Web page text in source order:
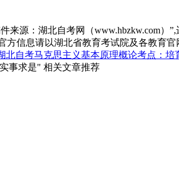
源：湖北自考网（www.hbzkw.com）”,
信息请以湖北省教育考试院及各教育官
北自考马克思主义基本原理概论考点：
事求是" 相关文章推荐